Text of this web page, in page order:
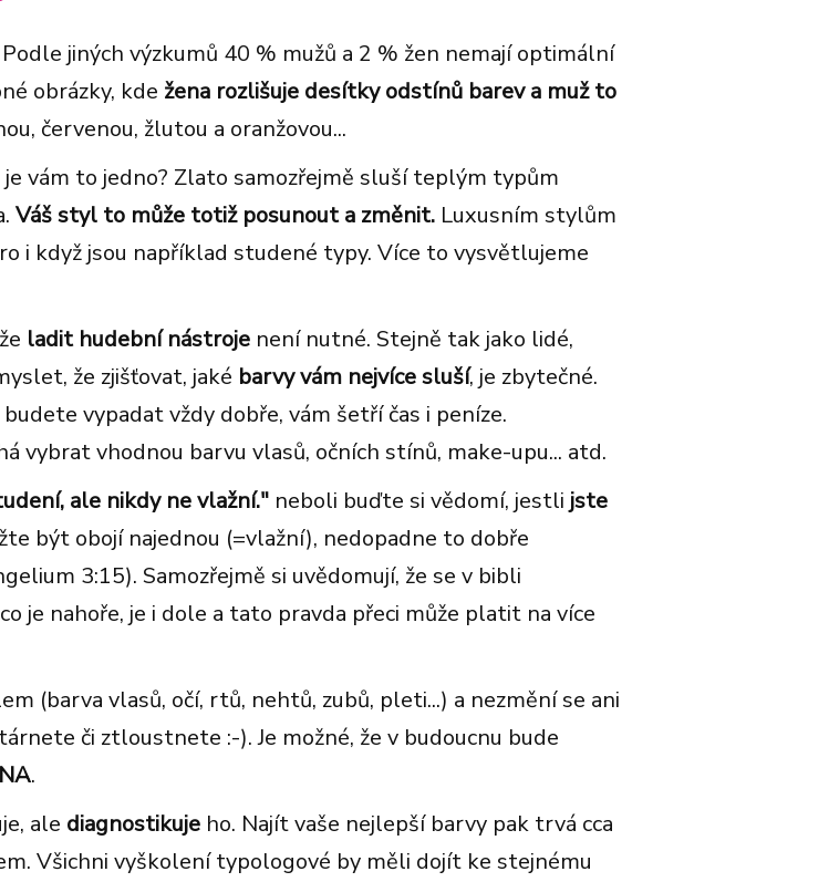
Podle jiných výzkumů 40 % mužů a 2 % žen nemají optimální
obrázky, kde žena rozlišuje desítky odstínů barev a muž to
červenou, žlutou a oranžovou...
je vám to jedno? Zlato samozřejmě sluší teplým typům
Váš styl to může totiž posunout a změnit. Luxusním stylům
i když jsou například studené typy. Více to vysvětlujeme
ladit hudební nástroje není nutné. Stejně tak jako lidé,
že zjišťovat, jaké barvy vám nejvíce sluší, je zbytečné.
vypadat vždy dobře, vám šetří čas i peníze.
vybrat vhodnou barvu vlasů, očních stínů, make-upu... atd.
ale nikdy ne vlažní." neboli buďte si vědomí, jestli jste
být obojí najednou (=vlažní), nedopadne to dobře
3:15). Samozřejmě si uvědomují, že se v bibli
je nahoře, je i dole a tato pravda přeci může platit na více
(barva vlasů, očí, rtů, nehtů, zubů, pleti...) a nezmění se ani
či ztloustnete :-). Je možné, že v budoucnu bude
.
ale diagnostikuje ho. Najít vaše nejlepší barvy pak trvá cca
Všichni vyškolení typologové by měli dojít ke stejnému